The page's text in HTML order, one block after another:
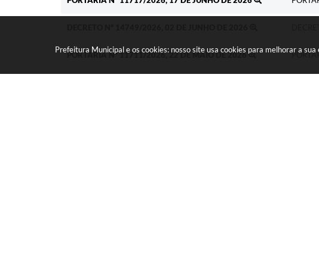
Prefeitura Municipal e os cookies: nosso site usa cookies para melhorar a
PORTARIA Nº 11711/2026, 22 DE MAIO DE 2026